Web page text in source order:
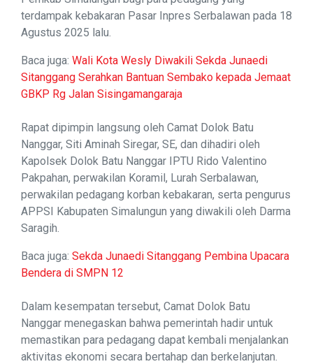
terdampak kebakaran Pasar Inpres Serbalawan pada 18
Agustus 2025 lalu.
Baca juga: Wali Kota Wesly Diwakili Sekda Junaedi
Sitanggang Serahkan Bantuan Sembako kepada Jemaat
GBKP Rg Jalan Sisingamangaraja
Rapat dipimpin langsung oleh Camat Dolok Batu
Nanggar, Siti Aminah Siregar, SE, dan dihadiri oleh
Kapolsek Dolok Batu Nanggar IPTU Rido Valentino
Pakpahan, perwakilan Koramil, Lurah Serbalawan,
perwakilan pedagang korban kebakaran, serta pengurus
APPSI Kabupaten Simalungun yang diwakili oleh Darma
Saragih.
Baca juga: Sekda Junaedi Sitanggang Pembina Upacara
Bendera di SMPN 12
Dalam kesempatan tersebut, Camat Dolok Batu
Nanggar menegaskan bahwa pemerintah hadir untuk
memastikan para pedagang dapat kembali menjalankan
aktivitas ekonomi secara bertahap dan berkelanjutan.